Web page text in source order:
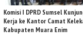
Komisi I DPRD Sumsel
Kerja ke Kantor Camat
Kabupaten Muara Enim